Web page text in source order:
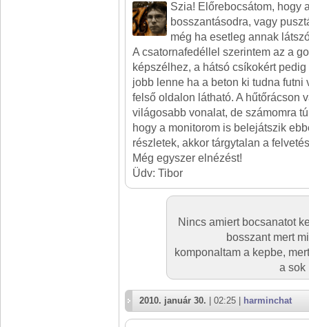
Szia! Előrebocsátom, hogy
bosszantásodra, vagy
még ha esetleg annak
A csatornafedéllel szerintem az a
képszélhez, a hátsó csíkokért
jobb lenne ha a beton ki tudna futni
felső oldalon látható. A hűtőrácson
világosabb vonalat, de számomra
hogy a monitorom is belejátszik
részletek, akkor tárgytalan a
Még egyszer elnézést!
Üdv: Tibor
Nincs amiert bocsanatot
bosszant mert
komponaltam a kepbe,
a sok
2010. január 30. | 02:25 | harminchat